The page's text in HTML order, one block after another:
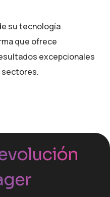
su tecnología
que ofrece
excepcionales
sectores.